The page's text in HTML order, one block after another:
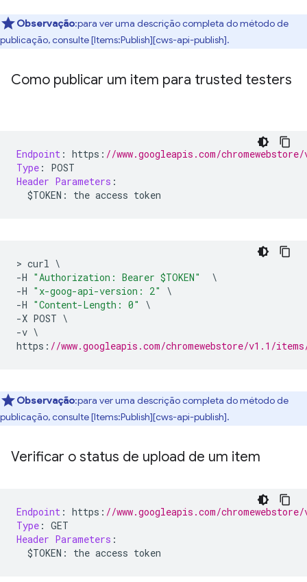
Observação:para ver uma descrição completa do método de
publicação, consulte [Items:Publish][cws-api-publish].
Como publicar um item para trusted testers
Endpoint : https : //www.googleapis.com/
Type :
POST
Header Parameters :
$TOKEN : the access token
> curl \
-H "Authorization: Bearer $TOKEN"
\
-H "x-goog-api-version: 2"
\
-H "Content-Length: 0"
\
-X POST \
-v \
https : //www.googleapis.com/chromewebstore/v1.1/
Observação:para ver uma descrição completa do método de
publicação, consulte [Items:Publish][cws-api-publish].
Verificar o status de upload de um item
Endpoint : https : //www.googleapis.com/
Type : GET
Header Parameters :
$TOKEN : the access token